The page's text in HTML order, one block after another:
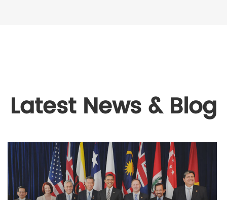
Latest News & Blog